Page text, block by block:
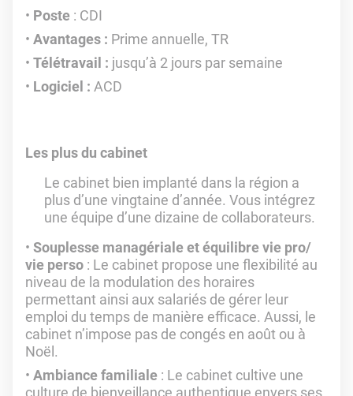
Poste : CDI
Avantages : Prime annuelle, TR
Télétravail : jusqu’à 2 jours par semaine
Logiciel : ACD
Les plus du cabinet
Le cabinet bien implanté dans la région a
plus d’une vingtaine d’année. Vous intégrez
une équipe d’une dizaine de collaborateurs.
Souplesse managériale et équilibre vie pro/
vie perso : Le cabinet propose une flexibilité au
niveau de la modulation des horaires
permettant ainsi aux salariés de gérer leur
emploi du temps de manière efficace. Aussi, le
cabinet n’impose pas de congés en août ou à
Noël.
Ambiance familiale : Le cabinet cultive une
culture de bienveillance authentique envers ses